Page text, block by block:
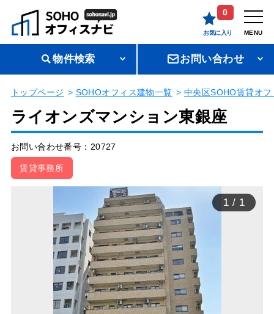
0
お気に入り MENU
物件検索 お問い合わせ
トップページ SOHOオフィス建物一覧 中央区SOHO賃貸オフ
ライオンズマンション東銀座
お問い合わせ番号：20727
賃貸事務所
1 / 1